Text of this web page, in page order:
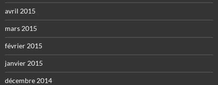
avril 2015
mars 2015
février 2015
janvier 2015
décembre 2014